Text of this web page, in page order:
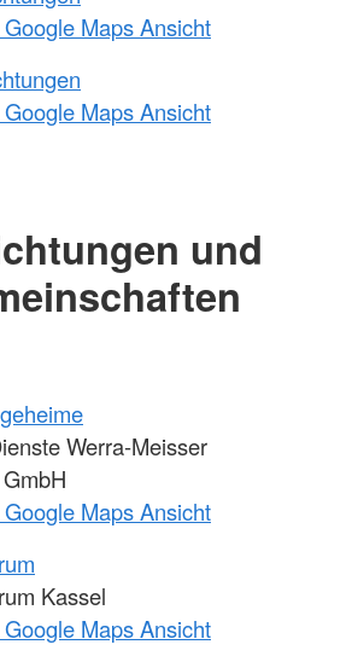
Maps Ansicht
Maps Ansicht
und
Werra-Meisser
Maps Ansicht
Kassel
Maps Ansicht